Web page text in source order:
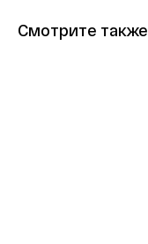
Смотрите также